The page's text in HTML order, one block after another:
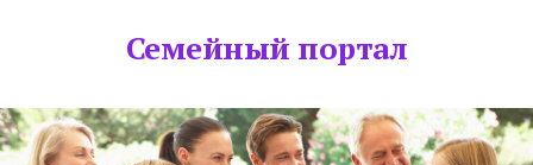
Семейный портал